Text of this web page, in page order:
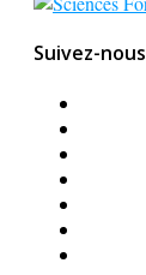
Suivez-nous